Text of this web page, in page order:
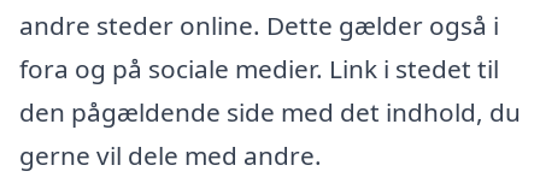
andre steder online. Dette gælder også i
fora og på sociale medier. Link i stedet til
den pågældende side med det indhold, du
gerne vil dele med andre.